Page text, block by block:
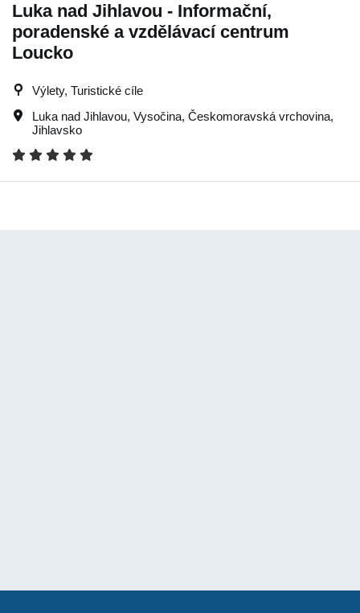
Luka nad Jihlavou - Informační,
poradenské a vzdělávací centrum
Loucko
Výlety, Turistické cíle
Luka nad Jihlavou, Vysočina, Českomoravská vrchovina,
Jihlavsko